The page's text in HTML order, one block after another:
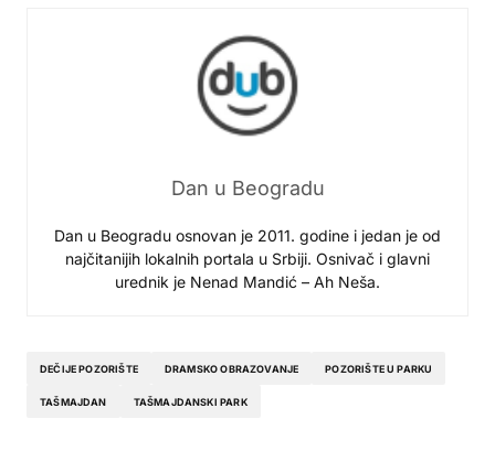
Dan u Beogradu
Dan u Beogradu osnovan je 2011. godine i jedan je od
najčitanijih lokalnih portala u Srbiji. Osnivač i glavni
urednik je Nenad Mandić – Ah Neša.
DEČIJE POZORIŠTE DRAMSKO OBRAZOVANJE POZORIŠTE U PARKU
TAŠMAJDAN TAŠMAJDANSKI PARK